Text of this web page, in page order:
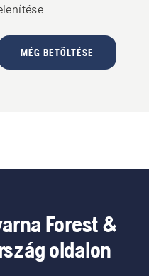
MÉG BETÖLTÉSE
Forest &
oldalon